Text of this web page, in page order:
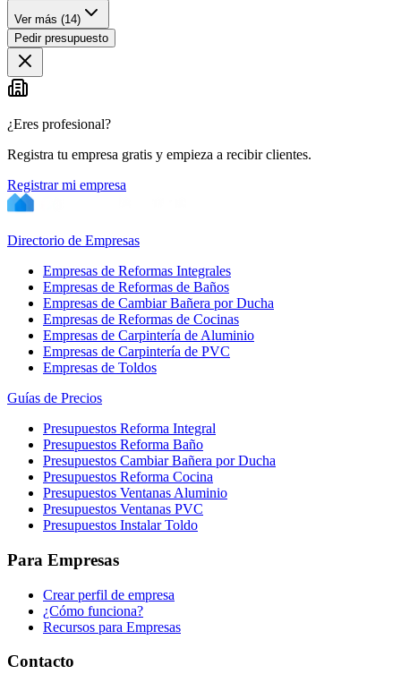
Ver más (14)
Pedir presupuesto
¿Eres profesional?
Registra tu empresa gratis y empieza a recibir clientes.
Registrar mi empresa
Directorio de Empresas
Empresas de Reformas Integrales
Empresas de Reformas de Baños
Empresas de Cambiar Bañera por Ducha
Empresas de Reformas de Cocinas
Empresas de Carpintería de Aluminio
Empresas de Carpintería de PVC
Empresas de Toldos
Guías de Precios
Presupuestos Reforma Integral
Presupuestos Reforma Baño
Presupuestos Cambiar Bañera por Ducha
Presupuestos Reforma Cocina
Presupuestos Ventanas Aluminio
Presupuestos Ventanas PVC
Presupuestos Instalar Toldo
Para Empresas
Crear perfil de empresa
¿Cómo funciona?
Recursos para Empresas
Contacto